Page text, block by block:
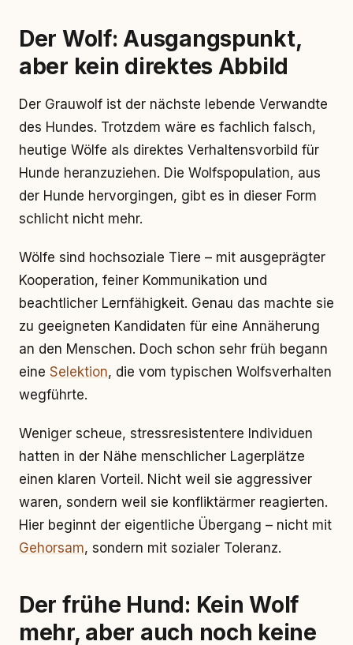
Der Wolf: Ausgangspunkt,
aber kein direktes Abbild
Der Grauwolf ist der nächste lebende Verwandte
des Hundes. Trotzdem wäre es fachlich falsch,
heutige Wölfe als direktes Verhaltensvorbild für
Hunde heranzuziehen. Die Wolfspopulation, aus
der Hunde hervorgingen, gibt es in dieser Form
schlicht nicht mehr.
Wölfe sind hochsoziale Tiere – mit ausgeprägter
Kooperation, feiner Kommunikation und
beachtlicher Lernfähigkeit. Genau das machte sie
zu geeigneten Kandidaten für eine Annäherung
an den Menschen. Doch schon sehr früh begann
eine Selektion, die vom typischen Wolfsverhalten
wegführte.
Weniger scheue, stressresistentere Individuen
hatten in der Nähe menschlicher Lagerplätze
einen klaren Vorteil. Nicht weil sie aggressiver
waren, sondern weil sie konfliktärmer reagierten.
Hier beginnt der eigentliche Übergang – nicht mit
Gehorsam, sondern mit sozialer Toleranz.
Der frühe Hund: Kein Wolf
mehr, aber auch noch keine